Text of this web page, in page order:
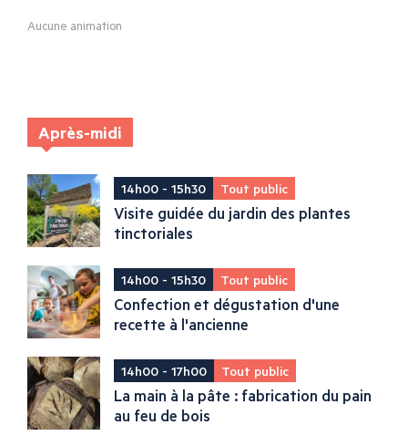
Aucune animation
Après-midi
14h00 - 15h30 Tout public
Visite guidée du jardin des plantes
tinctoriales
14h00 - 15h30 Tout public
Confection et dégustation d'une
recette à l'ancienne
14h00 - 17h00 Tout public
La main à la pâte : fabrication du pain
au feu de bois